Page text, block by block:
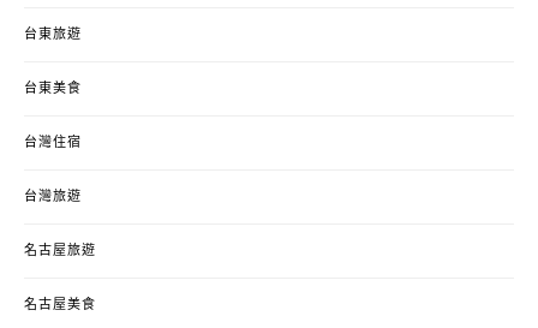
台東旅遊
台東美食
台灣住宿
台灣旅遊
名古屋旅遊
名古屋美食